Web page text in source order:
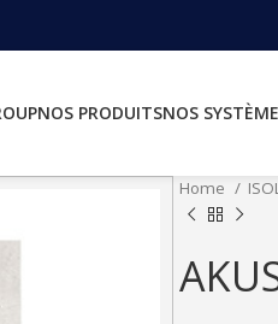
NOS PRODUITSNOS
Home